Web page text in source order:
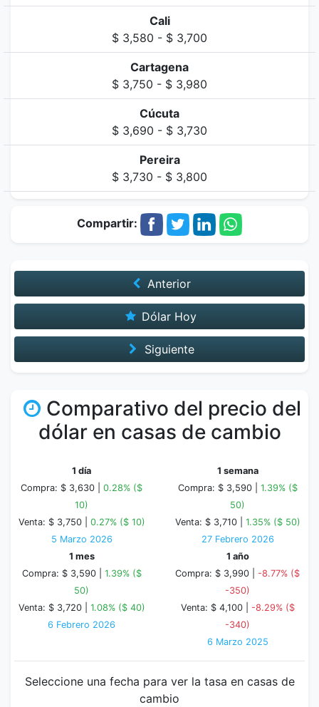
Cali
$ 3,580 - $ 3,700
Cartagena
$ 3,750 - $ 3,980
Cúcuta
$ 3,690 - $ 3,730
Pereira
$ 3,730 - $ 3,800
Compartir:
Anterior
Dólar Hoy
Siguiente
Comparativo del precio del
dólar en casas de cambio
1 día
Compra: $ 3,630 | 0.28% ($
10)
Venta: $ 3,750 | 0.27% ($ 10)
5 Marzo 2026
1 semana
Compra: $ 3,590 | 1.39% ($
50)
Venta: $ 3,710 | 1.35% ($ 50)
27 Febrero 2026
1 mes
Compra: $ 3,590 | 1.39% ($
50)
Venta: $ 3,720 | 1.08% ($ 40)
6 Febrero 2026
1 año
Compra: $ 3,990 | -8.77% ($
-350)
Venta: $ 4,100 | -8.29% ($
-340)
6 Marzo 2025
Seleccione una fecha para ver la tasa en casas de
cambio